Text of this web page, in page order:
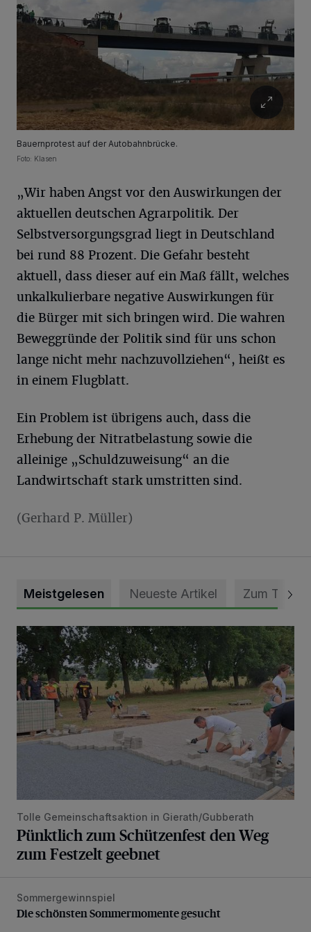
Bauernprotest auf der Autobahnbrücke.
Foto: Klasen
„Wir haben Angst vor den Auswirkungen der
aktuellen deutschen Agrarpolitik. Der
Selbstversorgungsgrad liegt in Deutschland
bei rund 88 Prozent. Die Gefahr besteht
aktuell, dass dieser auf ein Maß fällt, welches
unkalkulierbare negative Auswirkungen für
die Bürger mit sich bringen wird. Die wahren
Beweggründe der Politik sind für uns schon
lange nicht mehr nachzuvollziehen“, heißt es
in einem Flugblatt.
Ein Problem ist übrigens auch, dass die
Erhebung der Nitratbelastung sowie die
alleinige „Schuldzuweisung“ an die
Landwirtschaft stark umstritten sind.
(Gerhard P. Müller)
Meistgelesen Neueste Artikel Zum Thema
Pünktlich zum Schützenfest den Weg zum Festzelt
Tolle Gemeinschaftsaktion in Gierath/Gubberath
Pünktlich zum Schützenfest den Weg
zum Festzelt geebnet
Die schönsten Sommermomente gesucht
Sommergewinnspiel
Die schönsten Sommermomente gesucht